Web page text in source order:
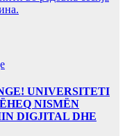
UNIVERSITETI
NISMËN
DIGJITAL DHE